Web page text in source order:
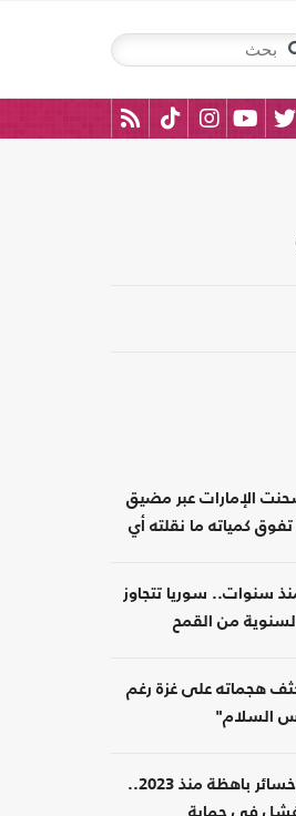
الإمارات عبر مضيق
كمياته ما نقلته أي
سنوات.. سوريا تتجاوز
السنوية من القمح
هجماته على غزة رغم
السلام"
بعد وقوع خسائر باهظة منذ 2023..
يفشل في حماية